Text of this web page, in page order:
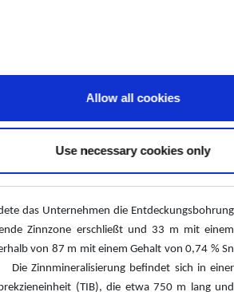
Allow all cookies
Use necessary cookies only
von30,08g Ag/t, 1,63% Zn 0,98% Pb und
Ag eq/t) auf 255,75m
29,26 Ag/t, 0,58 % Zn, 0,22 % Pb und
Ag eq/t) auf 127,50 m.
das Unternehmen die Entdeckungsbohrung
Zinnzone erschließt und 33 m mit einem
von 87 m mit einem Gehalt von 0,74 % Sn
Die Zinnmineralisierung befindet sich in einer
(TIB), die etwa 750 m lang und